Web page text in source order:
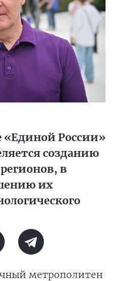
«Единой России»
созданию
в
их
метрополитен